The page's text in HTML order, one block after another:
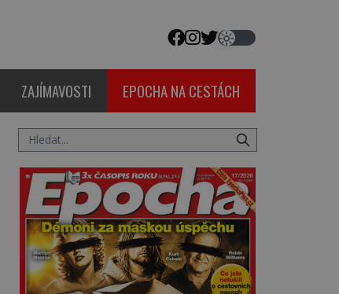
ZAJÍMAVOSTI EPOCHA NA CESTÁCH